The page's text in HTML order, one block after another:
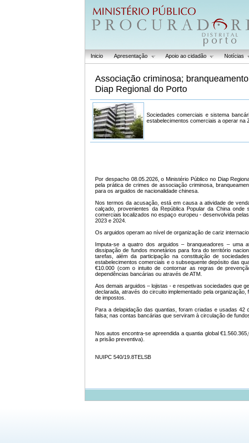
Inicio Apresentação Apoio ao cidadão Notícias
Associação criminosa;
Diap Regional do Porto
Sociedades comerciais e sistema
estabelecimentos comerciais a operar na
Por despacho 08.05.2026, o Ministério Público no Diap
pela prática de crimes de associação criminosa,
para os arguidos de nacionalidade chinesa.
Nos termos da acusação, está em causa a atividade de
calçado, provenientes da República Popular da China
comerciais localizados no espaço europeu - desenvolvida
2023 e 2024.
Os arguidos operam ao nível de organização de cariz
Imputa-se a quatro dos arguidos – branqueadores – uma
dissipação de fundos monetários para fora do território
tarefas, além da participação na constituição de
estabelecimentos comerciais e o subsequente depósito das
€10.000 (com o intuito de contornar as regras de
dependências bancárias ou através de ATM.
Aos demais arguidos – lojistas - e respetivas sociedades que
declarada, através do circuito implementado pela
de impostos.
Para a delapidação das quantias, foram criadas e usadas
falsa; nas contas bancárias que serviram à circulação de
Nos autos encontra-se apreendida a quantia global
a prisão preventiva).
NUIPC 540/19.8TELSB